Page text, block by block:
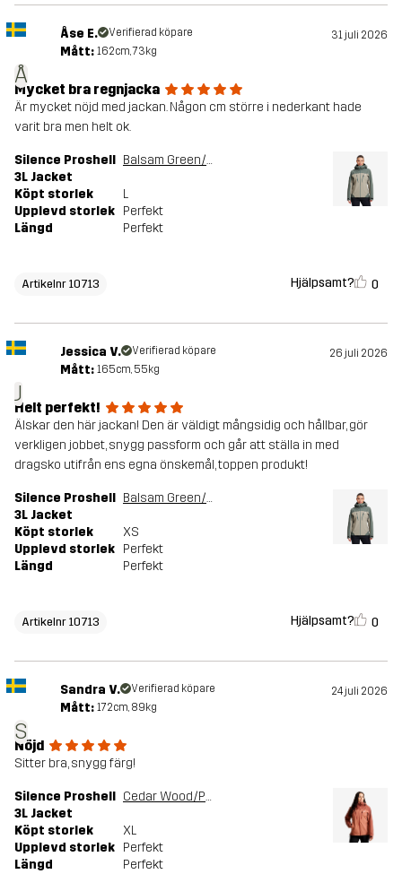
Å
Åse E. Verifierad köpare 31 juli 2026
Mått: 162cm, 73kg
Mycket bra regnjacka
Är mycket nöjd med jackan. Någon cm större i nederkant hade
varit bra men helt ok.
Silence Proshell
3L Jacket
Balsam Green/Shadow
Köpt storlek
L
Upplevd storlek Perfekt
Längd
Perfekt
Artikelnr 10713 Hjälpsamt? 0
J
Jessica V. Verifierad köpare 26 juli 2026
Mått: 165cm, 55kg
Helt perfekt!
Älskar den här jackan! Den är väldigt mångsidig och hållbar, gör
verkligen jobbet, snygg passform och går att ställa in med
dragsko utifrån ens egna önskemål, toppen produkt!
Silence Proshell
3L Jacket
Balsam Green/Shadow
Köpt storlek
XS
Upplevd storlek Perfekt
Längd
Perfekt
Artikelnr 10713 Hjälpsamt? 0
S
Sandra V. Verifierad köpare 24 juli 2026
Mått: 172cm, 89kg
Nöjd
Sitter bra, snygg färg!
Silence Proshell
3L Jacket
Cedar Wood/Pink Mahogany
Köpt storlek
XL
Upplevd storlek Perfekt
Längd
Perfekt